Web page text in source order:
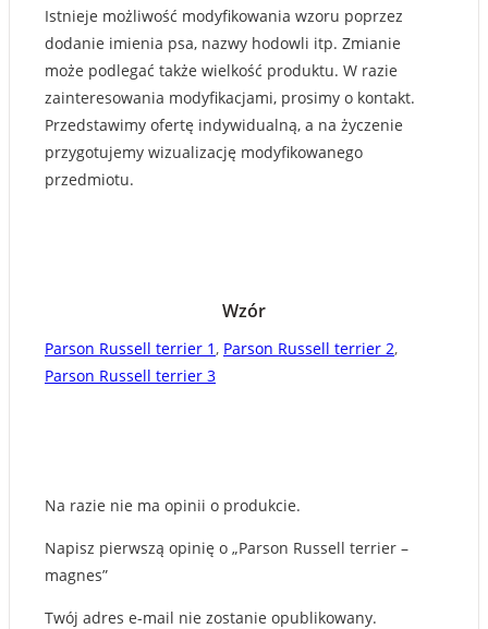
Istnieje możliwość modyfikowania wzoru poprzez
dodanie imienia psa, nazwy hodowli itp. Zmianie
może podlegać także wielkość produktu. W razie
zainteresowania modyfikacjami, prosimy o kontakt.
Przedstawimy ofertę indywidualną, a na życzenie
przygotujemy wizualizację modyfikowanego
przedmiotu.
Wzór
Parson Russell terrier 1, Parson Russell terrier 2,
Parson Russell terrier 3
Na razie nie ma opinii o produkcie.
Napisz pierwszą opinię o „Parson Russell terrier –
magnes”
Twój adres e-mail nie zostanie opublikowany.